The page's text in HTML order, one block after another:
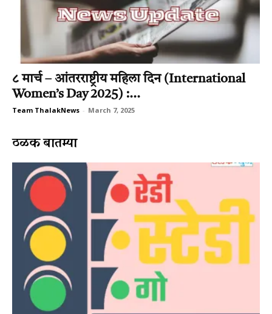
८ मार्च – आंतरराष्ट्रीय महिला दिन (International
Women’s Day 2025) :...
Team ThalakNews - March 7, 2025
ठळक बातम्या